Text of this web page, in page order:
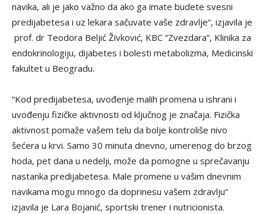
navika, ali je jako važno da ako ga imate budete svesni
predijabetesa i uz lekara sačuvate vaše zdravlje“, izjavila je
prof. dr Teodora Beljić Živković, KBC “Zvezdara”, Klinika za
endokrinologiju, dijabetes i bolesti metabolizma, Medicinski
fakultet u Beogradu.
“Kod predijabetesa, uvođenje malih promena u ishrani i
uvođenju fizičke aktivnosti od ključnog je značaja. Fizička
aktivnost pomaže vašem telu da bolje kontroliše nivo
šećera u krvi. Samo 30 minuta dnevno, umerenog do brzog
hoda, pet dana u nedelji, može da pomogne u sprečavanju
nastanka predijabetesa. Male promene u vašim dnevnim
navikama mogu mnogo da doprinesu vašem zdravlju“
izjavila je Lara Bojanić, sportski trener i nutricionista.